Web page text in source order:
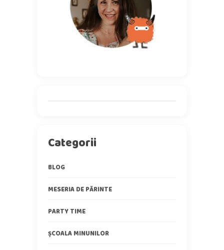
Categorii
BLOG
MESERIA DE PĂRINTE
PARTY TIME
ȘCOALA MINUNILOR